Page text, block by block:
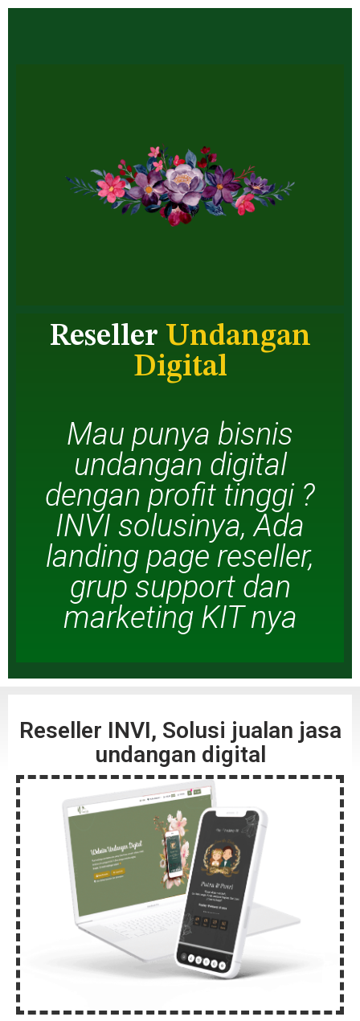
Reseller Undangan
Digital
Mau punya bisnis
undangan digital
dengan profit tinggi ?
INVI solusinya, Ada
landing page reseller,
grup support dan
marketing KIT nya
Reseller INVI, Solusi jualan jasa
undangan digital